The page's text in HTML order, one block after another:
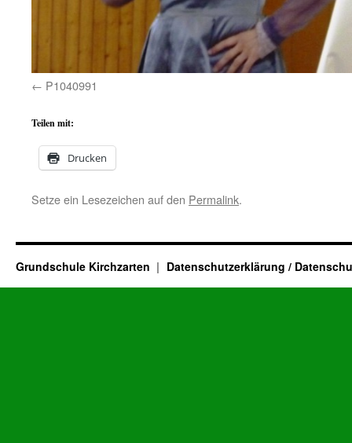
P1040991
Teilen mit:
Drucken
Setze ein Lesezeichen auf den Permalink.
Grundschule Kirchzarten Datenschutzerklärung /